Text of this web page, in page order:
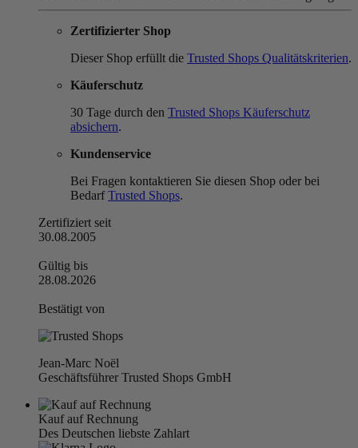
Zertifizierter Shop
Dieser Shop erfüllt die Trusted Shops Qualitätskriterien.
Käuferschutz
30 Tage durch den Trusted Shops Käuferschutz
absichern.
Kundenservice
Bei Fragen kontaktieren Sie diesen Shop oder bei
BedarfTrusted Shops.
Zertifiziert seit
30.08.2005
Gültig bis
28.08.2026
Bestätigt von
Jean-Marc Noël
Geschäftsführer Trusted Shops GmbH
Kauf auf Rechnung
Des Deutschen liebste Zahlart